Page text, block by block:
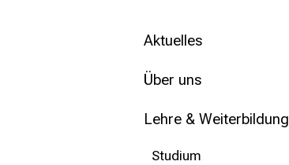
Aktuelles
Über uns
Lehre & Weiterbildung
Studium
begeistern – ganz
ohne Anmeldung.
mehr Informationen